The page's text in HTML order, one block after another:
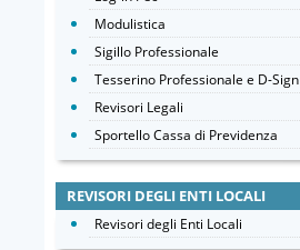
Modulistica
Sigillo Professionale
Tesserino Professionale e D-Sign
Revisori Legali
Sportello Cassa di Previdenza
REVISORI DEGLI ENTI LOCALI
Revisori degli Enti Locali